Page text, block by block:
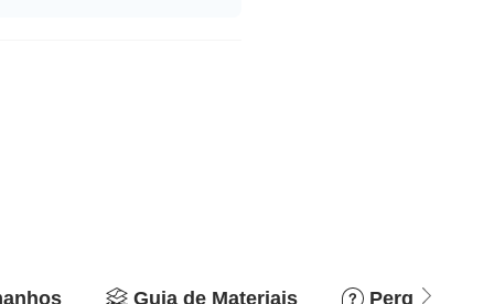
Guia de Materiais Perguntas e